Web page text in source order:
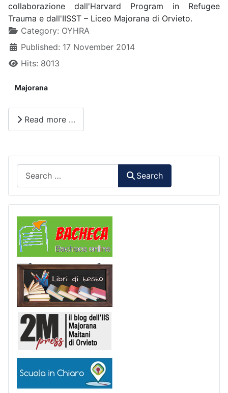
collaborazione dall'Harvard Program in Refugee
Trauma e dall'IISST – Liceo Majorana di Orvieto.
DetailsCategory: OYHRA
Published: 17 November 2014
Hits: 8013
Majorana
Read more …
Search
Libri di Testo
Scuola in chiaro